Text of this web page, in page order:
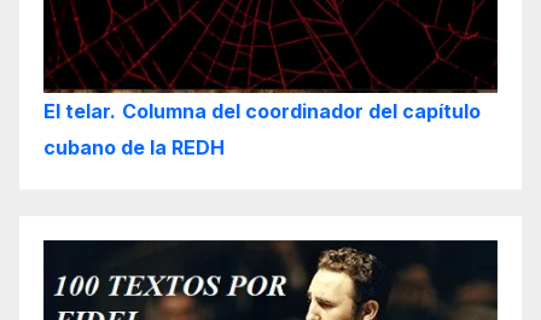
El telar. Columna del coordinador del capítulo
cubano de la REDH